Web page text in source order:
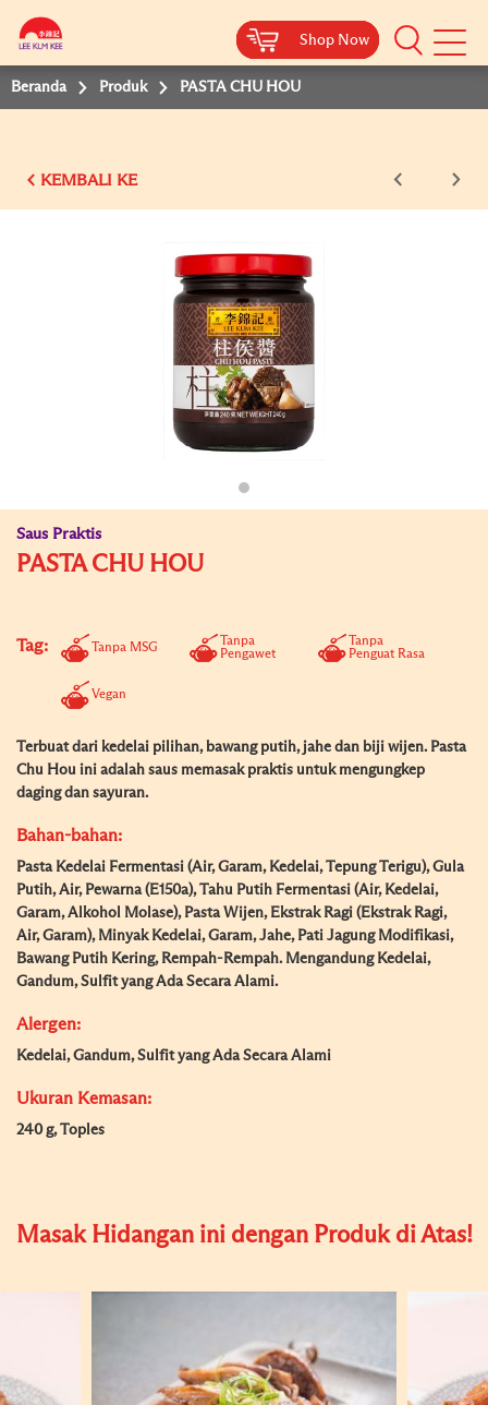
Shop Now
Shop Now
Shop Now
Shop Now
Beranda Produk PASTA CHU HOU
KEMBALI KE
Saus Praktis
PASTA CHU HOU
Tag: Tanpa MSG
Tanpa
Pengawet
Tanpa
Penguat Rasa
Vegan
Terbuat dari kedelai pilihan, bawang putih, jahe dan biji wijen. Pasta
Chu Hou ini adalah saus memasak praktis untuk mengungkep
daging dan sayuran.
Bahan-bahan:
Pasta Kedelai Fermentasi (Air, Garam, Kedelai, Tepung Terigu), Gula
Putih, Air, Pewarna (E150a), Tahu Putih Fermentasi (Air, Kedelai,
Garam, Alkohol Molase), Pasta Wijen, Ekstrak Ragi (Ekstrak Ragi,
Air, Garam), Minyak Kedelai, Garam, Jahe, Pati Jagung Modifikasi,
Bawang Putih Kering, Rempah-Rempah. Mengandung Kedelai,
Gandum, Sulfit yang Ada Secara Alami.
Alergen:
Kedelai, Gandum, Sulfit yang Ada Secara Alami
Ukuran Kemasan:
240 g, Toples
Masak Hidangan ini dengan Produk di Atas!